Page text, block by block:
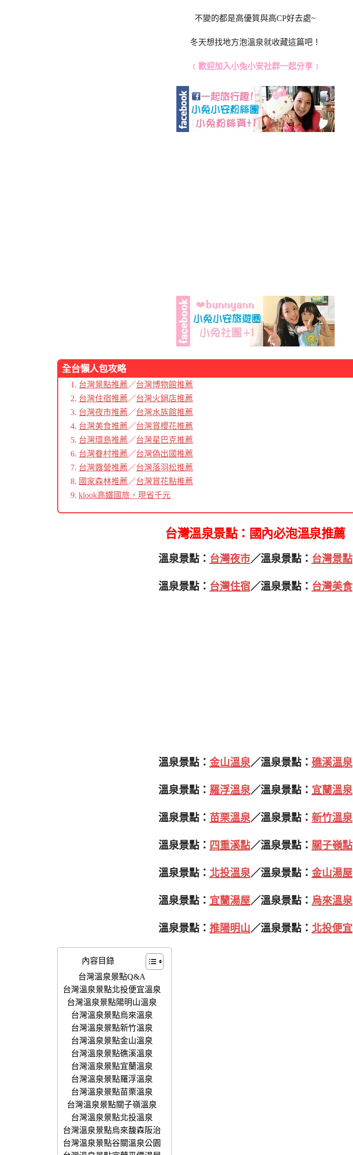
不變的都是高優質與高CP好去處~
冬天想找地方泡溫泉就收藏這篇吧！
﹝歡迎加入小兔小安社群一起分享﹞
全台懶人包攻略
台灣景點推薦 ／台灣博物館推薦
台灣住宿推薦 ／台灣火鍋店推薦
台灣夜市推薦 ／台灣水族館推薦
台灣美食推薦 ／台灣賞櫻花推薦
台灣環島推薦 ／台灣星巴克推薦
台灣眷村推薦 ／台灣偽出國推薦
台灣露營推薦 ／台灣落羽松推薦
國家森林推薦 ／台灣賞花點推薦
klook高鐵國旅，現省千元
台灣溫泉景點：國內必泡溫泉推薦
溫泉景點： 台灣夜市／溫泉景點： 台灣景點
溫泉景點： 台灣住宿／溫泉景點： 台灣美食
溫泉景點： 金山溫泉／溫泉景點： 礁溪溫泉
溫泉景點： 羅浮溫泉／溫泉景點： 宜蘭溫泉
溫泉景點： 苗栗溫泉／溫泉景點： 新竹溫泉
溫泉景點： 四重溪點／溫泉景點： 關子嶺點
溫泉景點： 北投溫泉／溫泉景點： 金山湯屋
溫泉景點： 宜蘭湯屋／溫泉景點： 烏來溫泉
溫泉景點： 推陽明山／溫泉景點： 北投便宜
內容目錄
台灣溫泉景點Q&A
台灣溫泉景點北投便宜溫泉
台灣溫泉景點陽明山溫泉
台灣溫泉景點烏來溫泉
台灣溫泉景點新竹溫泉
台灣溫泉景點金山溫泉
台灣溫泉景點礁溪溫泉
台灣溫泉景點宜蘭溫泉
台灣溫泉景點羅浮溫泉
台灣溫泉景點苗栗溫泉
台灣溫泉景點關子嶺溫泉
台灣溫泉景點北投溫泉
台灣溫泉景點烏來馥森阪治
台灣溫泉景點谷關溫泉公園